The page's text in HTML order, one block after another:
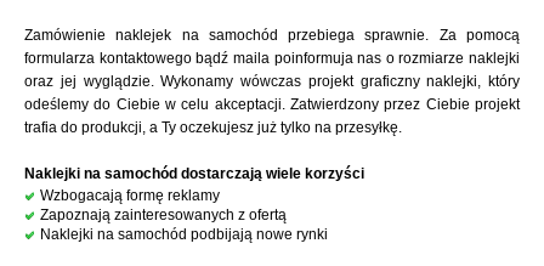
Zamówienie naklejek na samochód przebiega sprawnie. Za pomocą
formularza kontaktowego bądź maila poinformuja nas o rozmiarze naklejki
oraz jej wyglądzie. Wykonamy wówczas projekt graficzny naklejki, który
odeślemy do Ciebie w celu akceptacji. Zatwierdzony przez Ciebie projekt
trafia do produkcji, a Ty oczekujesz już tylko na przesyłkę.
Naklejki na samochód dostarczają wiele korzyści
Wzbogacają formę reklamy
Zapoznają zainteresowanych z ofertą
Naklejki na samochód podbijają nowe rynki